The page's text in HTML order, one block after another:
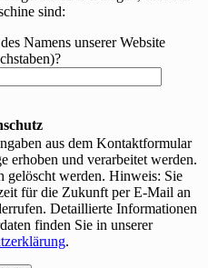
sind:
Namens unserer Website
aus dem Kontaktformular
erhoben und verarbeitet werden.
gelöscht werden. Hinweis: Sie
für die Zukunft per E-Mail an
Detaillierte Informationen
finden Sie in unserer
.